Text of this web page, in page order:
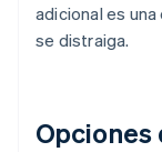
adicional es
se distraiga.
Opciones